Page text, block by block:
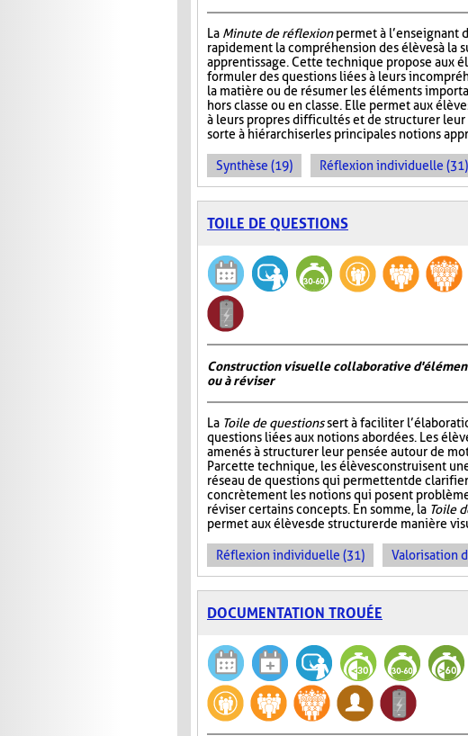
La Minute de réflexionpermet à l’enseignant
rapidement la compréhension des élèves à la
apprentissage. Cette technique propose aux
formuler des questions liées à leurs
la matière ou de résumer les éléments
hors classe ou en classe. Elle permet aux
à leurs propres difficultés et de structurer leur
sorte à hiérarchiser les principales notions
Synthèse (19) Réflexion individuelle (31)
TOILE DE QUESTIONS
Construction visuelle collaborative
ou à réviser
La Toile de questionssert à faciliter
questions liées aux notions abordées. Les
amenés à structurer leur pensée autour de
Par cette technique, les élèves construisent
réseau de questions qui permettent de clarifier
concrètement les notions qui posent
réviser certains concepts. En somme, la Toile
permet aux élèves de structurer de manière
Réflexion individuelle (31) Valorisation
DOCUMENTATION TROUÉE